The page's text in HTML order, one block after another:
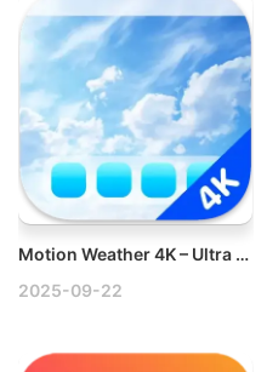
Motion Weather 4K – Ultra HD v1.2.1 Mac动态视频壁纸天气破解版
2025-09-22